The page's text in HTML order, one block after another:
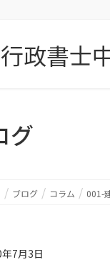
行政書士
グ
ブログ コラム 001-
7月3日